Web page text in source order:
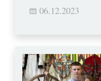
06.12.2023